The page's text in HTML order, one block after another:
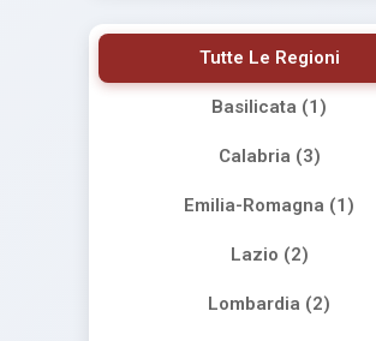
Tutte Le Regioni
Basilicata (1)
Calabria (3)
Emilia-Romagna (1)
Lazio (2)
Lombardia (2)